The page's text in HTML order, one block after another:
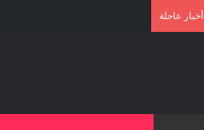
أخبار عاجلة